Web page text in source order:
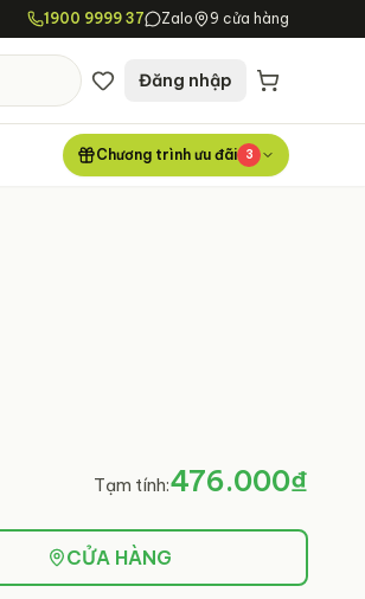
1900 9999 37 Zalo 9 cửa hàng
Đăng nhập
Chương trình ưu đãi 3
Tạm tính:476.000₫
CỬA HÀNG